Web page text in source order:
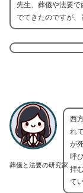
先生、葬儀や法要
でてきたのですが、
葬儀と法要の研究家
西
れ
が
呼
拝
て